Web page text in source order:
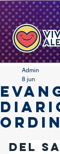
Admin
8 jun
Del